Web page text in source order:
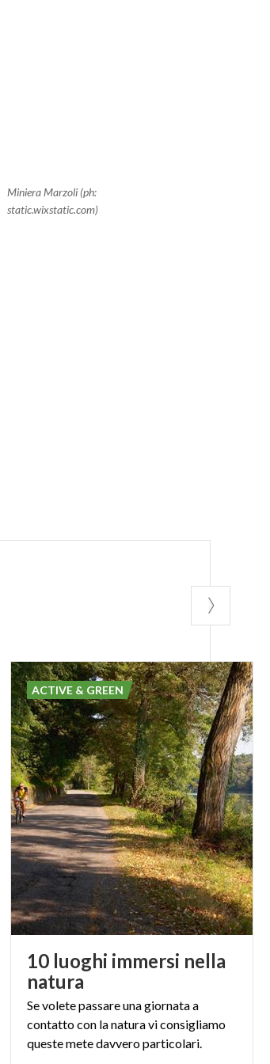
Miniera Marzoli (ph:
static.wixstatic.com)
10 luoghi immersi nella
natura
Se volete passare una giornata a
contatto con la natura vi consigliamo
queste mete davvero particolari.
ACTIVE & GREEN